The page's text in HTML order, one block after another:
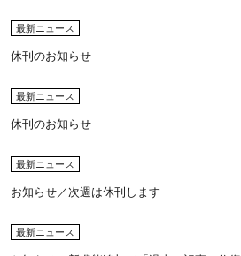
最新ニュース
休刊のお知らせ
最新ニュース
休刊のお知らせ
最新ニュース
お知らせ／次週は休刊します
最新ニュース